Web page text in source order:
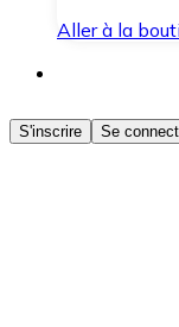
Aller à la
Acheter des
Achetez les
S'inscrire Se